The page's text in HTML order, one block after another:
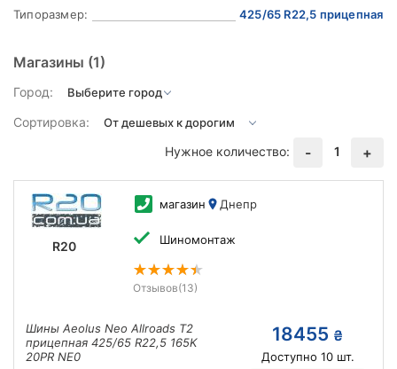
Типоразмер:
425/65 R22,5 прицепная
Магазины (1)
Город:
Сортировка:
Нужное количество:
- 1 +
R20
магазин Днепр
Шиномонтаж
Отзывов(13)
Шины Aeolus Neo Allroads T2
прицепная 425/65 R22,5 165K
20PR NE0
18455 ₴
Доступно 10шт.